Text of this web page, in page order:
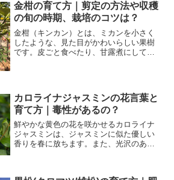
金柑の育て方｜剪定の方法や収穫
の旬の時期、栽培のコツは？
金柑（キンカン）とは、ミカンを小さく
したような、見た目がかわいらしい果樹
です。皮ごと食べたり、甘露煮にして楽
カロライナジャスミンの花言葉と
育て方｜毒性があるの？
鮮やかな黄色の花を咲かせるカロライナ
ジャスミンは、ジャスミンに似た優しい
香りを春に放ちます。また、光沢のある